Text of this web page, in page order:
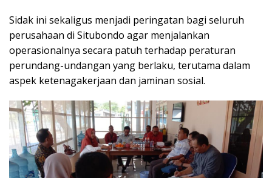
Sidak ini sekaligus menjadi peringatan bagi seluruh
perusahaan di Situbondo agar menjalankan
operasionalnya secara patuh terhadap peraturan
perundang-undangan yang berlaku, terutama dalam
aspek ketenagakerjaan dan jaminan sosial.